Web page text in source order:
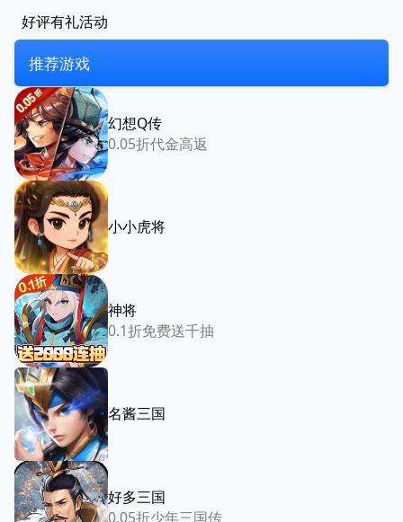
好评有礼活动
推荐游戏
幻想Q传
0.05折代金高返
小小虎将
神将
0.1折免费送千抽
名酱三国
好多三国
0.05折少年三国传